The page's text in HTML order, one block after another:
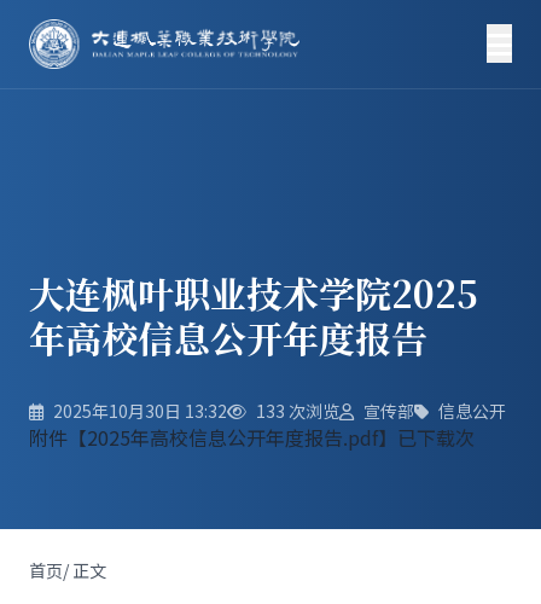
大连枫叶职业技术学院2025
年高校信息公开年度报告
2025年10月30日 13:32 133 次浏览 宣传部 信息公开
附件【2025年高校信息公开年度报告.pdf】已下载次
首页/正文